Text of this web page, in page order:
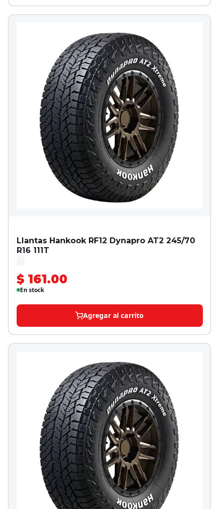
Llantas Hankook RF12 Dynapro AT2 245/70
R16 111T
$ 161.00
En stock
Agregar al carrito